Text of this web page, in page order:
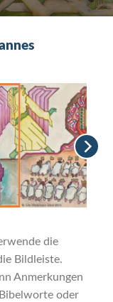
die
Bildleiste.
Anmerkungen
oder